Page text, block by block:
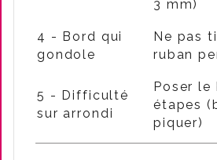
3 mm)
4 - Bord qui
gondole
Ne pas
ruban
5 - Difficulté
sur arrondi
Poser le
étapes
piquer)